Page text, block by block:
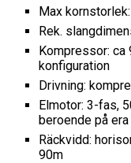
Max
Rek.
Kompressor: ca
konfiguration
Drivning:
Elmotor: 3-fas,
beroende på
Räckvidd:
90m